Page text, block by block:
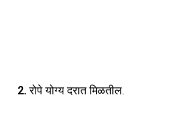
2. रोपे योग्य दरात मिळतील.